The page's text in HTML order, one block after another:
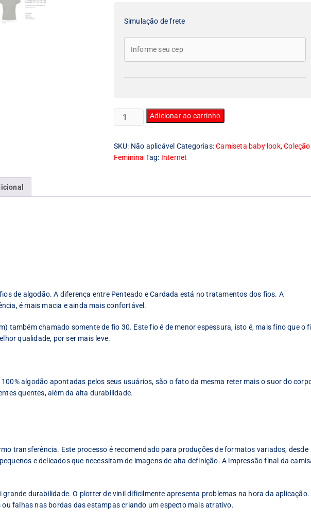
Simulação de frete
Camiseta
Feminina
Look
Inner
Adicionar ao carrinho
SKU: Não aplicável Categorias:Camiseta baby look,Coleção
Feminina Tag: Internet
de algodão. A diferença entre Penteado e Cardada está no tratamentos dos fios. A
é mais macia e ainda mais confortável.
também chamado somente de fio 30. Este fio é de menor espessura, isto é, mais fino que o
qualidade, por ser mais leve.
algodão apontadas pelos seus usuários, são o fato da mesma reter mais o suor do
quentes, além da alta durabilidade.
transferência. Este processo é recomendado para produções de formatos variados, desde
e delicados que necessitam de imagens de alta definição. A impressão final da
durabilidade. O plotter de vinil dificilmente apresenta problemas na hora da aplicação.
ou falhas nas bordas das estampas criando um especto mais atrativo.